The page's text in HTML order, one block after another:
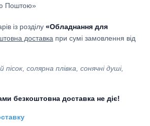
Поштою»
із розділу «Обладнання для
доставка при сумі замовлення від
солярна плівка, сонячні душі,
безкоштовна доставка не діє!